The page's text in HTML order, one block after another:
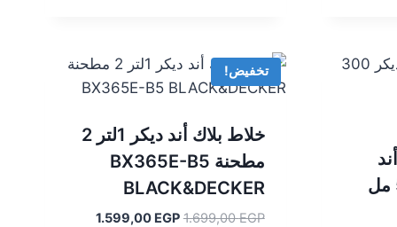
ديكر 300 وات 500 مل
تخفيض!
خلاط بلاك أند ديكر 1لتر 2
مطحنة BX365E-B5
BLACK&DECKER
1.699,00EGP
السعر1.599,00 EGP
السعر